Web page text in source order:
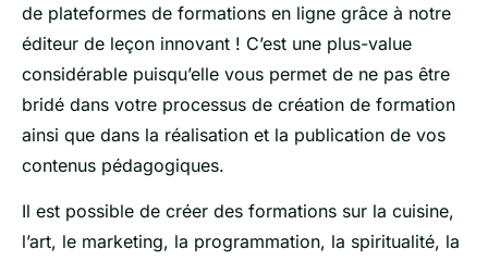
de plateformes de formations en ligne grâce à notre
éditeur de leçon innovant ! C’est une plus-value
considérable puisqu’elle vous permet de ne pas être
bridé dans votre processus de création de formation
ainsi que dans la réalisation et la publication de vos
contenus pédagogiques.
Il est possible de créer des formations sur la cuisine,
l’art, le marketing, la programmation, la spiritualité, la